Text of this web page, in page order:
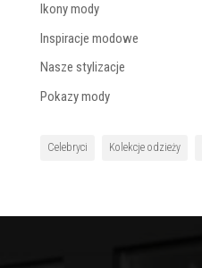
Ikony mody
Inspiracje modowe
Nasze stylizacje
Pokazy mody
Celebryci Kolekcje odzieży